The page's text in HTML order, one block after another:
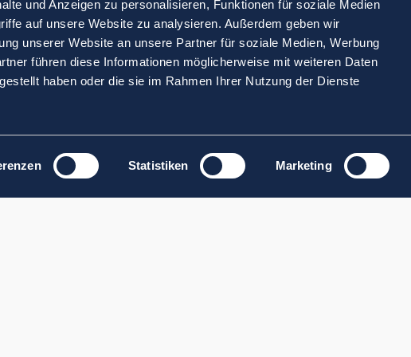
und Anzeigen zu personalisieren, Funktionen für soziale Medien
auf unsere Website zu analysieren. Außerdem geben wir
unserer Website an unsere Partner für soziale Medien, Werbung
führen diese Informationen möglicherweise mit weiteren Daten
haben oder die sie im Rahmen Ihrer Nutzung der Dienste
Statistiken Marketing